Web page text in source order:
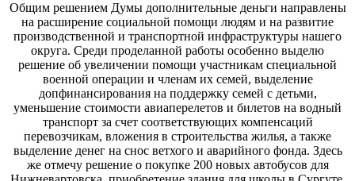
Общим решением Думы дополнительные деньги направлены
на расширение социальной помощи людям и на развитие
производственной и транспортной инфраструктуры нашего
округа. Среди проделанной работы особенно выделю
решение об увеличении помощи участникам специальной
военной операции и членам их семей, выделение
допфинансирования на поддержку семей с детьми,
уменьшение стоимости авиаперелетов и билетов на водный
транспорт за счет соответствующих компенсаций
перевозчикам, вложения в строительства жилья, а также
выделение денег на снос ветхого и аварийного фонда. Здесь
же отмечу решение о покупке 200 новых автобусов для